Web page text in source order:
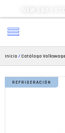
NEW EBAY
Inicio / Catálogo
REFRIGERACIÓN